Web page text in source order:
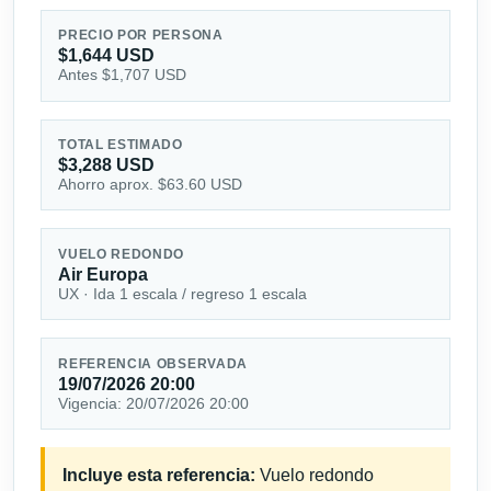
PRECIO POR PERSONA
$1,644 USD
Antes $1,707 USD
TOTAL ESTIMADO
$3,288 USD
Ahorro aprox. $63.60 USD
VUELO REDONDO
Air Europa
UX · Ida 1 escala / regreso 1 escala
REFERENCIA OBSERVADA
19/07/2026 20:00
Vigencia: 20/07/2026 20:00
Incluye esta referencia: Vuelo redondo